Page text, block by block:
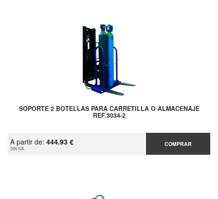
SOPORTE 2 BOTELLAS PARA CARRETILLA O ALMACENAJE
REF.3034-2
A partir de: 444.93 €
SIN IVA
COMPRAR